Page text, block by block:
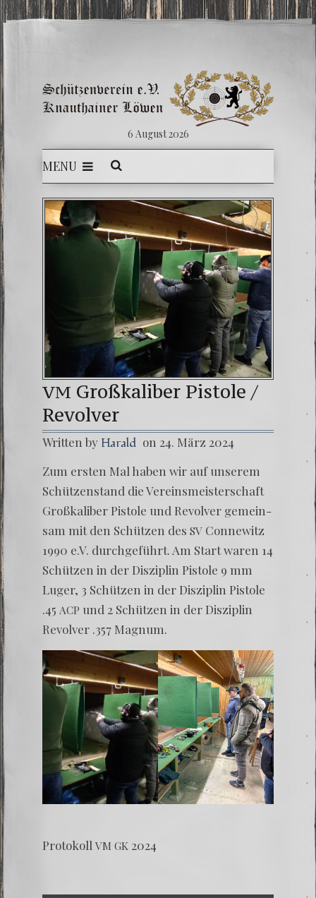
6 August 2026
MENU
VM Großkaliber Pistole /
Revolver
Written by Harald on 24. März 2024
Zum ers­ten Mal haben wir auf unse­rem
Schüt­zen­stand die Ver­eins­meis­ter­schaft
Groß­ka­li­ber Pis­to­le und Revol­ver gemein­
sam mit den Schüt­zen des SV Con­ne­witz
1990 e.V. durch­ge­führt. Am Start waren 14
Schüt­zen in der Dis­zi­plin Pis­to­le 9 mm
Luger, 3 Schüt­zen in der Dis­zi­plin Pis­to­le
.45 ACP und 2 Schüt­zen in der Dis­zi­plin
Revol­ver .357 Magnum.
Pro­to­koll VM GK 2024